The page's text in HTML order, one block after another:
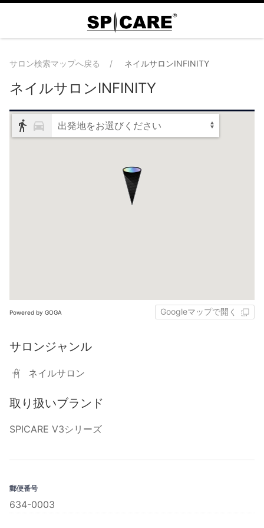
サロン検索マップへ戻る ネイルサロンINFINITY
ネイルサロンINFINITY
出発地をお選びください
Powered by GOGA Googleマップで開く
サロンジャンル
ネイルサロン
取り扱いブランド
SPICARE V3シリーズ
郵便番号
634-0003